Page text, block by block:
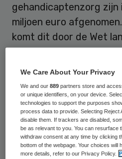
gehandicaptenzorg zijn
miljoen euro
komt dit door de Wet
leidt tot een
intramurale cliënten en
toegekende budget.
Tot deze conclusie
inkoopcoöperatie voor
analyse van de
We Care About Your Privacy
We and our889 partners store and
or unique identifiers, on your device.
technologies to support the purposes
process data to provide. Selecting Reject
disable them. If trackers are disabled,
be as relevant to you. You can resurface
withdraw consent at any time by clicking
bottom of the webpage. Your choices will
more details, refer to our Privacy Policy.